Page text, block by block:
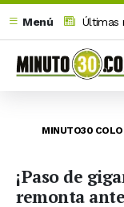
Menú
Últimas
MINUTO30
¡Paso de
remonta